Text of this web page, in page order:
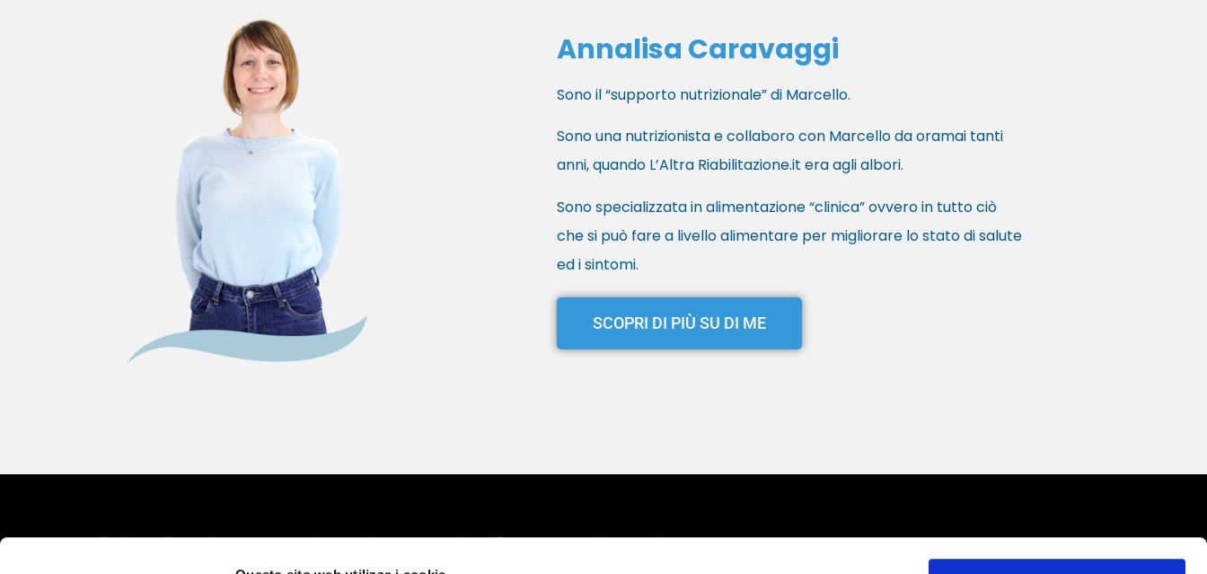
Annalisa Caravaggi
Sono il “supporto nutrizionale” di Marcello.
Sono una nutrizionista e collaboro con Marcello da oramai tanti
anni, quando L’Altra Riabilitazione.it era agli albori.
Sono specializzata in alimentazione “clinica” ovvero in tutto ciò
che si può fare a livello alimentare per migliorare lo stato di salute
ed i sintomi.
SCOPRI DI PIÙ SU DI ME
© L’Altra Riabilitazione di Marcello Chiapponi. Scopri chi è Marcello Chiapponi